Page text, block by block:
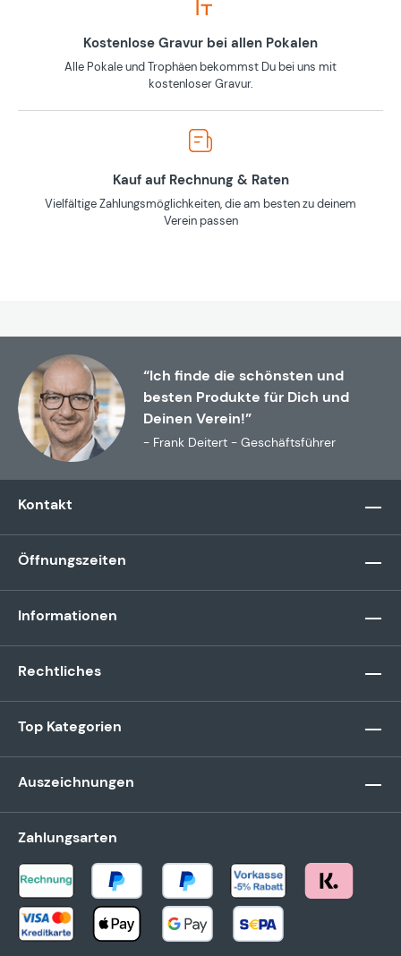
Kostenlose Gravur bei allen Pokalen
Alle Pokale und Trophäen bekommst Du bei uns mit
kostenloser Gravur.
Kauf auf Rechnung & Raten
Vielfältige Zahlungsmöglichkeiten, die am besten zu deinem
Verein passen
“Ich finde die schönsten und
besten Produkte für Dich und
Deinen Verein!”
- Frank Deitert - Geschäftsführer
Kontakt
Öffnungszeiten
Informationen
Rechtliches
Top Kategorien
Auszeichnungen
Zahlungsarten